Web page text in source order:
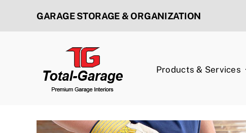
GARAGE STORAGE & ORGANIZATION
Products & Services